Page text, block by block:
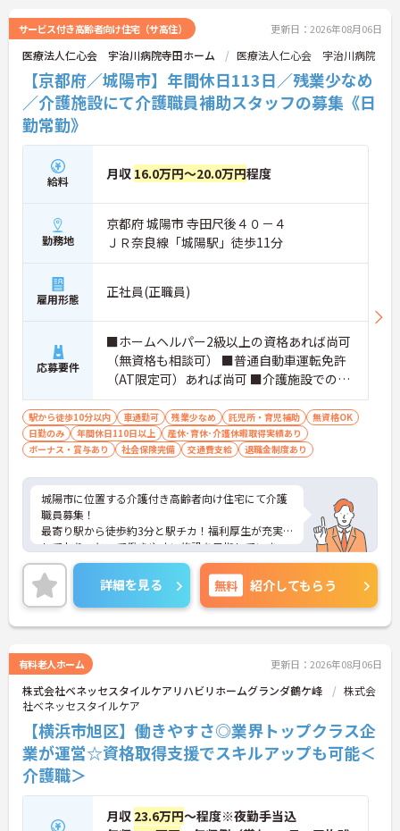
サービス付き高齢者向け住宅（サ高住） 更新日：2026年08月06日
医療法人仁心会 宇治川病院寺田ホーム 医療法人仁心会 宇治川病院
【京都府／城陽市】年間休日113日／残業少なめ
／介護施設にて介護職員補助スタッフの募集《日
勤常勤》
給料 月収 16.0万円～20.0万円程度
勤務地
京都府 城陽市 寺田尺後４０－４
ＪＲ奈良線「城陽駅」徒歩11分
雇用形態 正社員(正職員)
応募要件
■ホームヘルパー2級以上の資格あれば尚可
（無資格も相談可） ■普通自動車運転免許
（AT限定可）あれば尚可 ■介護施設での老
人介護経験あれば尚可
駅から徒歩10分以内 車通勤可 残業少なめ 託児所・育児補助
無資格OK
日勤のみ
年間休日110日以上
産休･育休･介護休暇取得実績あり
ボーナス・賞与あり
社会保険完備 交通費支給 退職金制度あり
城陽市に位置する介護付き高齢者向け住宅にて介護
職員募集！
最寄り駅から徒歩約3分と駅チカ！福利厚生が充実
しており、とって働きやすい施設を目指していま
す！
院内保育所も完備されているので、お子さんのいら
っしゃる方でも安心して働けます。
ご興味ある方には、面接対策ポイントなど、さらに
詳細をお話しいたしますのでお気軽にご相談くださ
詳細を見る 無料 紹介してもらう
有料老人ホーム 更新日：2026年08月06日
株式会社ベネッセスタイルケアリハビリホームグランダ鶴ケ峰
株式会
社ベネッセスタイルケア
【横浜市旭区】働きやすさ◎業界トップクラス企
業が運営☆資格取得支援でスキルアップも可能＜
介護職＞
月収 23.6万円～程度※夜勤手当込